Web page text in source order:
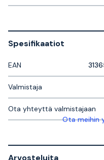
Spesifikaatiot
EAN
Valmistaja
Ota yhteyttä valmistajaan
Ota meihin
Arvosteluita